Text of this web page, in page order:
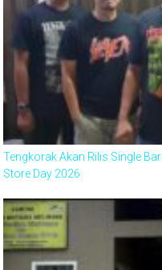
Tengkorak Akan Rilis Single
Store Day 2026